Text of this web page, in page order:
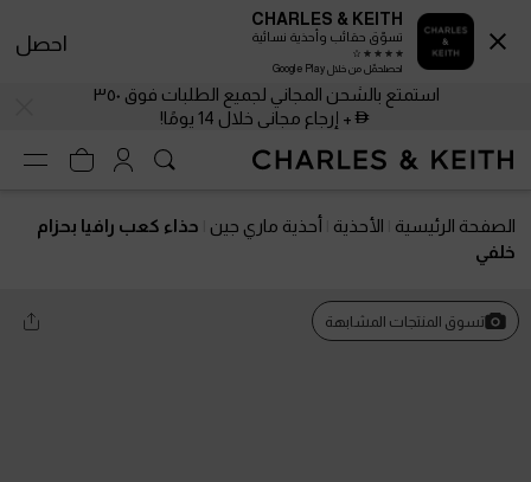
استمتع بالشحن المجاني لجميع الطلبات فوق ٣٥٠
+ إرجاع مجاني خلال 14 يومًا!
الصفحة الرئيسية الأحذية أحذية ماري جين
حذاء كعب رافيا بحزام
خلفي
تسوق المنتجات المشابهة
CHARLES & KEITH
تسوّق حقائب وأحذية نسائية
احصلحمّل من خلال Google Play
احصل